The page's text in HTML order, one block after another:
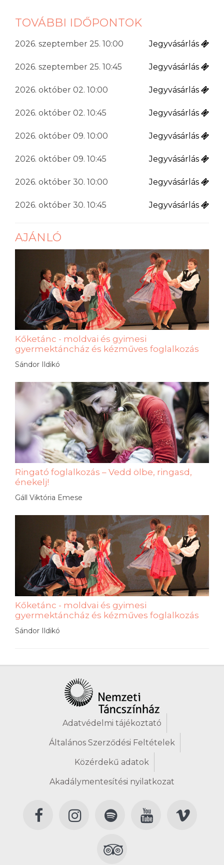
TOVÁBBI IDŐPONTOK
2026. szeptember 25. 10:00 Jegyvásárlás
2026. szeptember 25. 10:45 Jegyvásárlás
2026. október 02. 10:00 Jegyvásárlás
2026. október 02. 10:45 Jegyvásárlás
2026. október 09. 10:00 Jegyvásárlás
2026. október 09. 10:45 Jegyvásárlás
2026. október 30. 10:00 Jegyvásárlás
2026. október 30. 10:45 Jegyvásárlás
AJÁNLÓ
Kőketánc - moldvai és gyimesi
gyermektáncház és kézműves foglalkozás
Sándor Ildikó
Ringató foglalkozás – Vedd ölbe, ringasd,
énekelj!
Gáll Viktória Emese
Kőketánc - moldvai és gyimesi
gyermektáncház és kézműves foglalkozás
Sándor Ildikó
Adatvédelmi tájékoztató
Általános Szerződési Feltételek
Közérdekű adatok
Akadálymentesítési nyilatkozat